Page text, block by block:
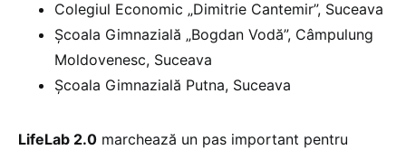
Colegiul Economic „Dimitrie Cantemir”, Suceava
Școala Gimnazială „Bogdan Vodă”, Câmpulung
Moldovenesc, Suceava
Școala Gimnazială Putna, Suceava
LifeLab 2.0 marchează un pas important pentru